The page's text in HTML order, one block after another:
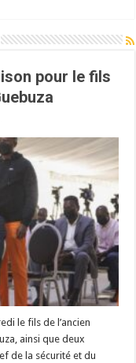
pour le fils
le fils de l’ancien
ainsi que deux
de la sécurité et du